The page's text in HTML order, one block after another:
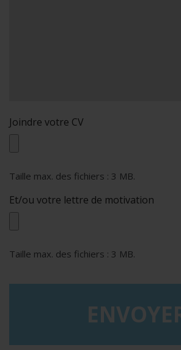
Joindre votre CV
Taille max. des fichiers : 3 MB.
Et/ou votre lettre de motivation
Taille max. des fichiers : 3 MB.